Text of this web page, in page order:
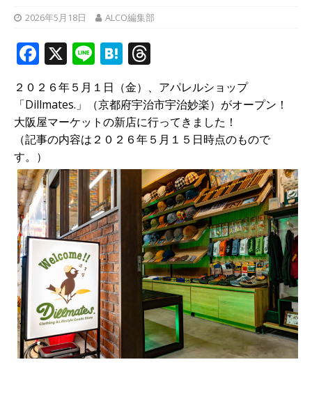
2026年5月18日 ALCO編集部
F
a
c
e
b
o
o
k
X Li
n
e
H
at
e
n
a
h
r
e
a
d
s
２０２６年５月１日（金）、アパレルショップ
「Dillmates.」（京都府宇治市宇治妙楽）がオープン！
大阪屋マーケットの新店に行ってきました！
（記事の内容は２０２６年５月１５日時点のもので
す。）